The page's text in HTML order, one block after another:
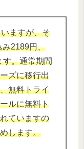
ますが、そ
み2189円、
す。通常期間
ズに移行出
無料トライ
ルに無料ト
ていますの
します。